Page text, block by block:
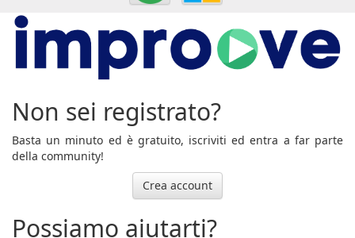
Non sei registrato?
Basta un minuto ed è gratuito, iscriviti ed entra a far parte
della community!
Crea account
Possiamo aiutarti?